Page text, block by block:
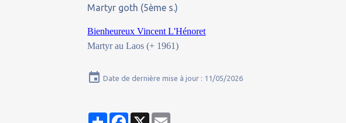
Martyr goth (5ème s.)
Bienheureux Vincent L'Hénoret
Martyr au Laos (+ 1961)
Date de dernière mise à jour : 11/05/2026
PartagerFacebook
X